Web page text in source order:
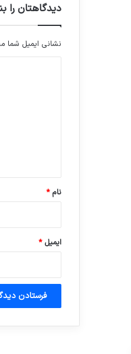
دیدگاهتان را
نشانی ایمیل شما
نام*
ایمیل*